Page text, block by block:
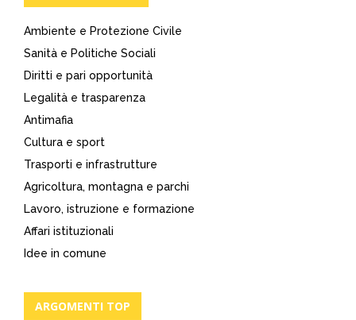
Ambiente e Protezione Civile
Sanità e Politiche Sociali
Diritti e pari opportunità
Legalità e trasparenza
Antimafia
Cultura e sport
Trasporti e infrastrutture
Agricoltura, montagna e parchi
Lavoro, istruzione e formazione
Affari istituzionali
Idee in comune
ARGOMENTI TOP